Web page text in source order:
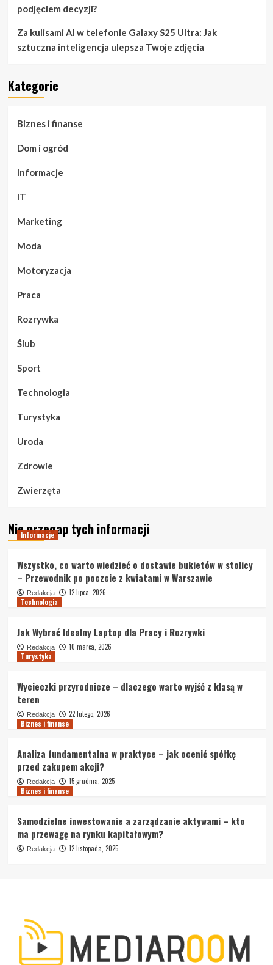
podjęciem decyzji?
Za kulisami AI w telefonie Galaxy S25 Ultra: Jak
sztuczna inteligencja ulepsza Twoje zdjęcia
Kategorie
Biznes i finanse
Dom i ogród
Informacje
IT
Marketing
Moda
Motoryzacja
Praca
Rozrywka
Ślub
Sport
Technologia
Turystyka
Uroda
Zdrowie
Zwierzęta
Nie przegap tych informacji
Informacje
Wszystko, co warto wiedzieć o dostawie bukietów w stolicy
– Przewodnik po poczcie z kwiatami w Warszawie
Redakcja
12 lipca, 2026
Technologia
Jak Wybrać Idealny Laptop dla Pracy i Rozrywki
Redakcja
10 marca, 2026
Turystyka
Wycieczki przyrodnicze – dlaczego warto wyjść z klasą w
teren
Redakcja
22 lutego, 2026
Biznes i finanse
Analiza fundamentalna w praktyce – jak ocenić spółkę
przed zakupem akcji?
Redakcja
15 grudnia, 2025
Biznes i finanse
Samodzielne inwestowanie a zarządzanie aktywami – kto
ma przewagę na rynku kapitałowym?
Redakcja 12 listopada, 2025